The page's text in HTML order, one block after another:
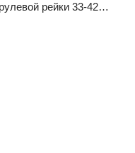
Ключ для шарнира рулевой рейки 33-42мм TOPTUL JEAH0142